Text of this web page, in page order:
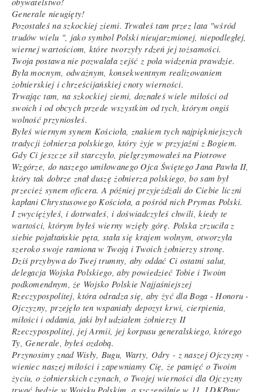
Generale nieugięty!
Pozostałeś na szkockiej ziemi. Trwałeś tam przez lata "wśród
trudów wielu ", jako symbol Polski nieujarzmionej, niepodległej,
wiernej wartościom, które tworzyły rdzeń jej tożsamości.
Twoja postawa nie pozwalała zejść z pola widzenia prawdzie.
Była mocnym, odważnym, konsekwentnym realizowaniem
żołnierskiej i chrześcijańskiej cnoty wierności.
Trwając tam, na szkockiej ziemi, doznałeś wiele miłości od
swoich i od obcych przede wszystkim od tych, którym ongiś
wolność przyniosłeś.
Byłeś wiernym synem Kościoła, znakiem tych najpiękniejszych
tradycji żołnierza polskiego, który żyje w przyjaźni z Bogiem.
Gdy Ci jeszcze sił starczyło, pielgrzymowałeś na Piotrowe
Wzgórze, do naszego umiłowanego Ojca Świętego Jana Pawła II,
który tak dobrze znał duszę żołnierza polskiego, bo sam był
przecież synem oficera. A później przyjeżdżali do Ciebie liczni
kapłani Chrystusowego Kościoła, a pośród nich Prymas Polski.
I zwyciężyłeś, i dotrwałeś, i doświadczyłeś chwili, kiedy te
wartości, którym byłeś wierny wzięły górę. Polska zrzuciła z
siebie pojałtańskie pęta, stała się krajem wolnym, otworzyła
szeroko swoje ramiona w Twoją i Twoich żołnierzy stronę.
Dziś przybywa do Twej trumny, aby oddać Ci ostatni salut,
delegacja Wojska Polskiego, aby powiedzieć Tobie i Twoim
podkomendnym, że Wojsko Polskie Najjaśniejszej
Rzeczypospolitej, która odradza się, aby żyć dla Boga - Honoru -
Ojczyzny, przejęło ten wspaniały depozyt krwi, cierpienia,
miłości i oddania, jaki był udziałem żołnierzy II
Rzeczypospolitej, jej Armii, jej korpusu generalskiego, którego
Ty, Generale, byłeś ozdobą.
Przynosimy znad Wisły, Bugu, Warty, Odry - z naszej Ojczyzny -
wieniec naszej miłości i zapewniamy Cię, że pamięć o Twoim
życiu, o żołnierskich czynach, o Twojej wierności dla Ojczyzny